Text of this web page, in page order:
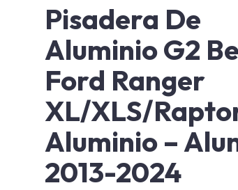
Pisadera De
Aluminio G2
Ford Ranger
XL/XLS/
Aluminio –
2013-2024